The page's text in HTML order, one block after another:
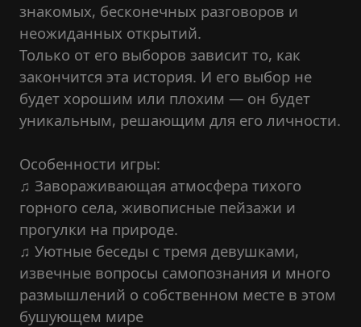
знакомых, бесконечных разговоров и
неожиданных открытий.
Только от его выборов зависит то, как
закончится эта история. И его выбор не
будет хорошим или плохим — он будет
уникальным, решающим для его личности.
Особенности игры:
♫ Завораживающая атмосфера тихого
горного села, живописные пейзажи и
прогулки на природе.
♫ Уютные беседы с тремя девушками,
извечные вопросы самопознания и много
размышлений о собственном месте в этом
бушующем мире